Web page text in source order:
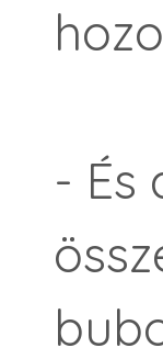
- És